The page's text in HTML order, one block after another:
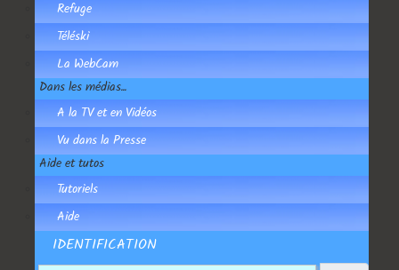
Refuge
Téléski
La WebCam
Dans les médias...
A la TV et en Vidéos
Vu dans la Presse
Aide et tutos
Tutoriels
Aide
IDENTIFICATION